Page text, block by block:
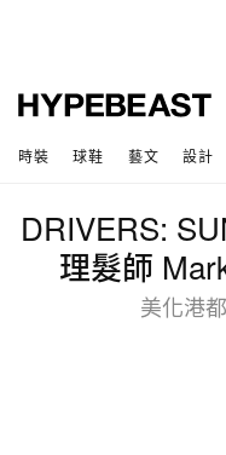
時裝 球鞋 藝文 設計
DRIVERS:
理髮師
美化港